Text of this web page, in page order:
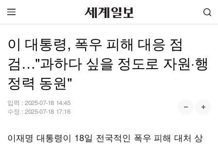
이 대통령, 폭우 피해 대응 점
검…"과하다 싶을 정도로 자원·행
정력 동원"
입력 : 2025-07-18 14:45
수정 : 2025-07-18 17:16
이재명 대통령이 18일 전국적인 폭우 피해 대처 상